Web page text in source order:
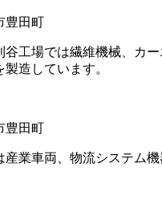
豊田町
谷工場では繊維機械、カ
造しています。
豊田町
産業車両、物流システム機